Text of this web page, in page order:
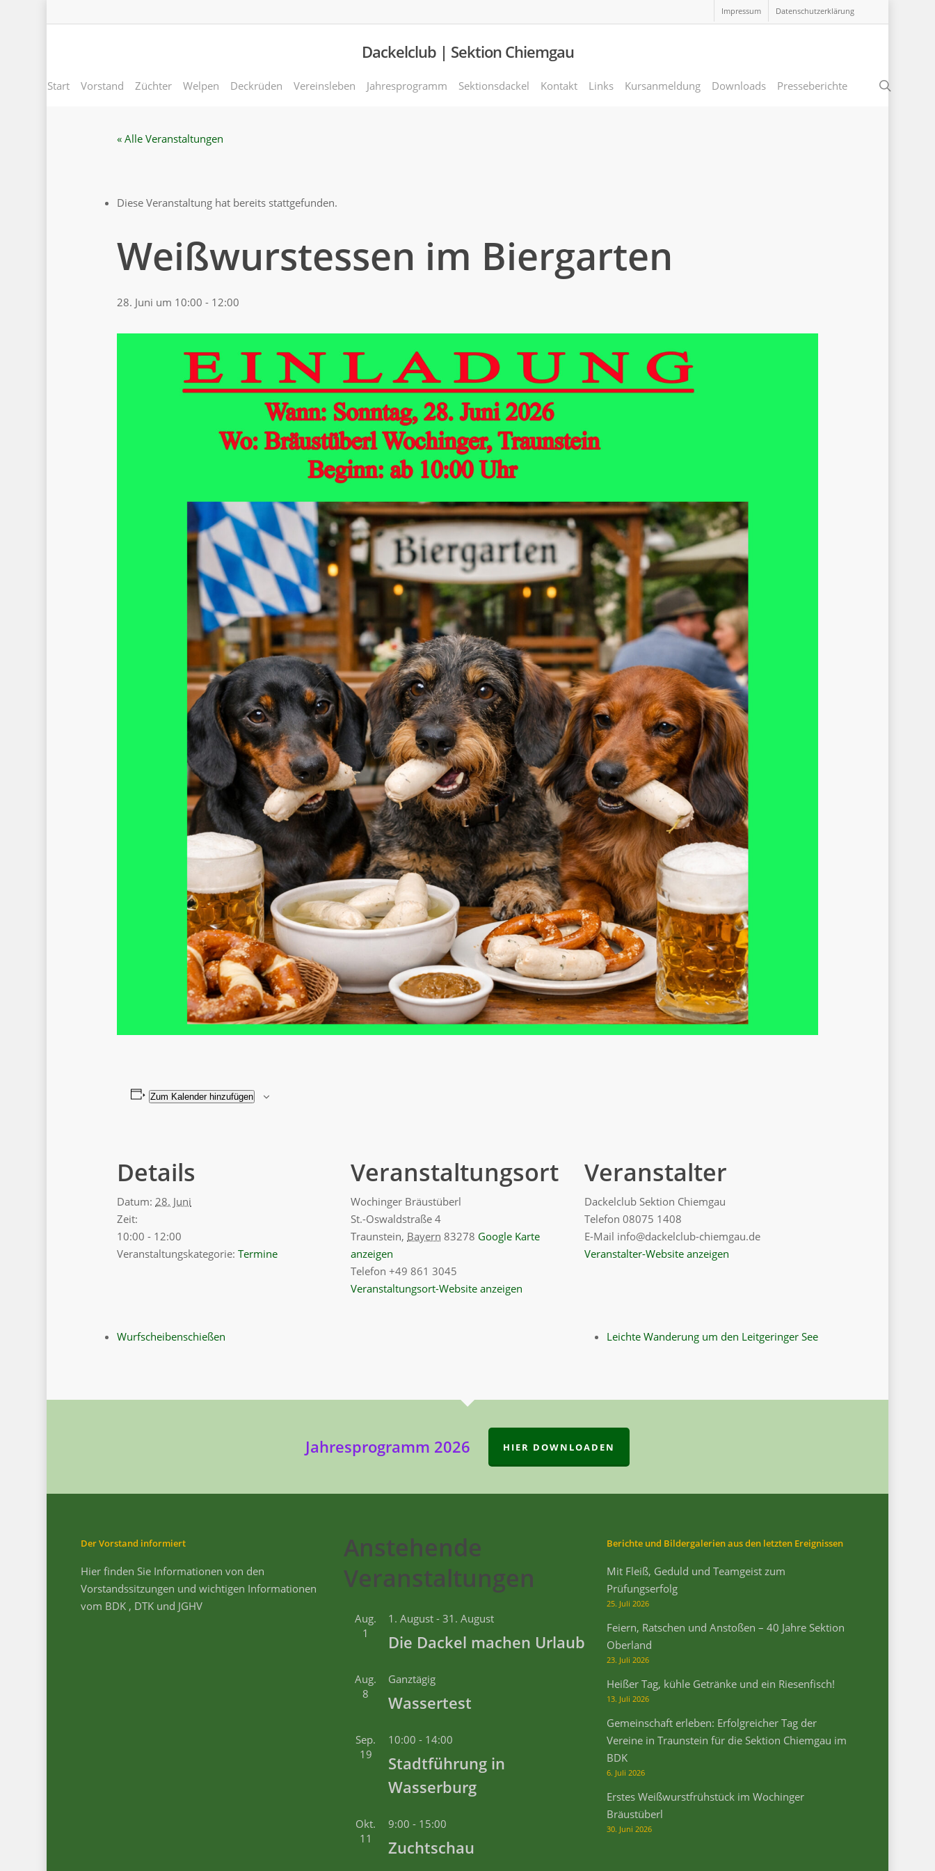
Impressum Datenschutzerklärung
Dackelclub | Sektion Chiemgau
Start Vorstand Züchter Welpen Deckrüden Vereinsleben Jahresprogramm Sektionsdackel Kontakt Links Kursanmeldung Downloads Presseberichte
« Alle Veranstaltungen
Diese Veranstaltung hat bereits stattgefunden.
Weißwurstessen im Biergarten
28. Juni um 10:00 - 12:00
Zum Kalender hinzufügen
Details
Datum: 28. Juni
Zeit:
10:00 - 12:00
Veranstaltungskategorie: Termine
Veranstaltungsort
Wochinger Bräustüberl
St.-Oswaldstraße 4
Traunstein, Bayern 83278 Google Karte
anzeigen
Telefon +49 861 3045
Veranstaltungsort-Website anzeigen
Veranstalter
Dackelclub Sektion Chiemgau
Telefon 08075 1408
E-Mail info@dackelclub-chiemgau.de
Veranstalter-Website anzeigen
Wurfscheibenschießen Leichte Wanderung um den Leitgeringer See
Jahresprogramm 2026 HIER DOWNLOADEN
Der Vorstand informiert
Hier finden Sie Informationen von den
Vorstandssitzungen und wichtigen Informationen
vom BDK , DTK und JGHV
Anstehende
Veranstaltungen
Aug.
1
1. August- 31. August
Die Dackel machen Urlaub
Aug.
8
Ganztägig
Wassertest
Sep.
19
10:00 - 14:00
Stadtführung in
Wasserburg
Okt.
11
9:00 - 15:00
Zuchtschau
Berichte und Bildergalerien aus den letzten Ereignissen
Mit Fleiß, Geduld und Teamgeist zum
Prüfungserfolg
25. Juli 2026
Feiern, Ratschen und Anstoßen – 40 Jahre Sektion
Oberland
23. Juli 2026
Heißer Tag, kühle Getränke und ein Riesenfisch!
13. Juli 2026
Gemeinschaft erleben: Erfolgreicher Tag der
Vereine in Traunstein für die Sektion Chiemgau im
BDK
6. Juli 2026
Erstes Weißwurstfrühstück im Wochinger
Bräustüberl
30. Juni 2026